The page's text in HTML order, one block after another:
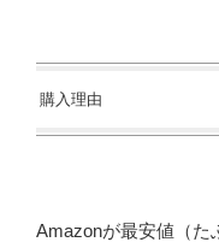
購入理由
Amazonが最安値（た